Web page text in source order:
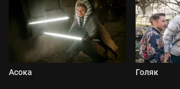
Асока Голяк